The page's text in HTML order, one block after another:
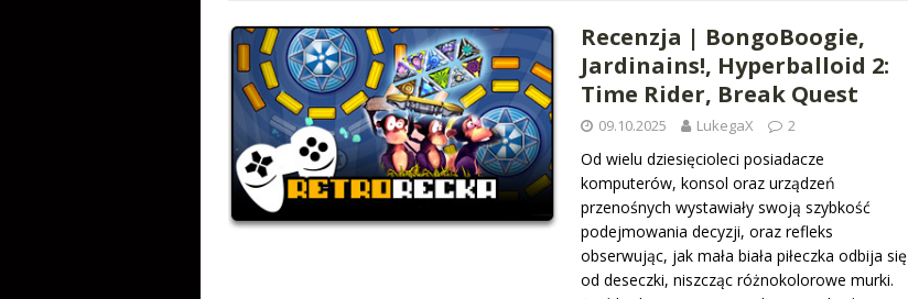
Recenzja | BongoBoogie,
Jardinains!, Hyperballoid 2:
Time Rider, Break Quest
09.10.2025 LukegaX 2
Od wielu dziesięcioleci posiadacze
komputerów, konsol oraz urządzeń
przenośnych wystawiały swoją szybkość
podejmowania decyzji, oraz refleks
obserwując, jak mała biała piłeczka odbija się
od deseczki, niszcząc różnokolorowe murki.